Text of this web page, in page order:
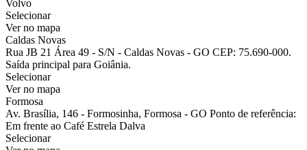
Volvo
Selecionar
Ver no mapa
Caldas Novas
Rua JB 21 Área 49 - S/N - Caldas Novas - GO CEP: 75.690-000.
Saída principal para Goiânia.
Selecionar
Ver no mapa
Formosa
Av. Brasília, 146 - Formosinha, Formosa - GO Ponto de referência:
Em frente ao Café Estrela Dalva
Selecionar